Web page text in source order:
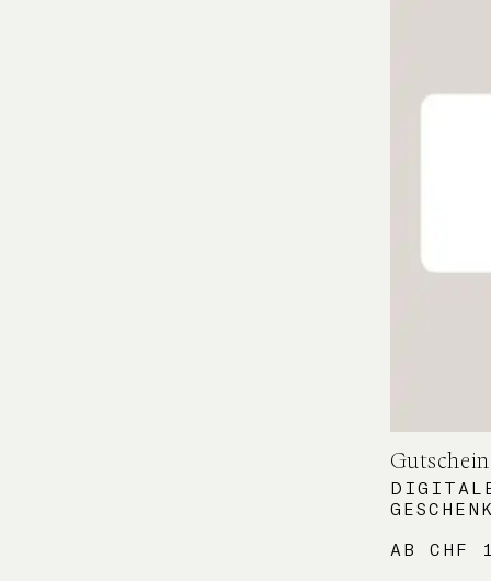
ABCHF